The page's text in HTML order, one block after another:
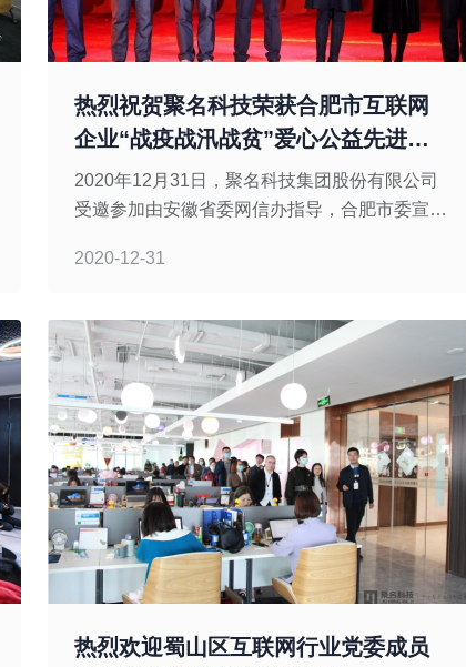
热烈祝贺聚名科技荣获合肥市互联网
企业“战疫战汛战贫”爱心公益先进单
位
2020年12月31日，聚名科技集团股份有限公司
受邀参加由安徽省委网信办指导，合肥市委宣传
委、合肥市互联网协会、合肥市广播电视台承办
2020-12-31
热烈欢迎蜀山区互联网行业党委成员